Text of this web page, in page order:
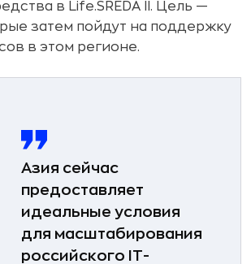
в Life.SREDA II. Цель —
затем пойдут на поддержку
в этом регионе.
Азия сейчас
предоставляет
идеальные условия
для масштабирования
российского IT­-